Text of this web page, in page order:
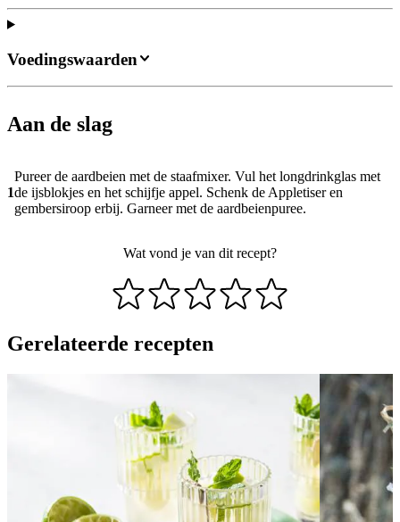
Aan de slag
1
Pureer de aardbeien met de staafmixer. Vul het longdrinkglas met
de ijsblokjes en het schijfje appel. Schenk de Appletiser en
gembersiroop erbij. Garneer met de aardbeienpuree.
Wat vond je van dit recept?
Voedingswaarden
Gerelateerde recepten